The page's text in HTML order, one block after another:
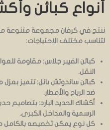
أنواع كبائن
ننتج في كرفان مجموعة متنوعة
لتناسب مختلف الاحتياجات:
كبائن الفيبر جلاس: مقاومة
النقل.
كبائن ساندوتش بانل: تتميز بعزل
ضد الرياح والأمطار.
أكشاك الحديد البارد: بتصاميم
الرسمية والمداخل الكبرى.
كل نوع يمكن تخصيصه بالكامل من